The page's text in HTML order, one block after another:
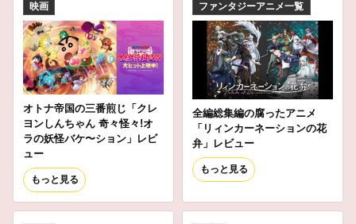
映画
オトナ帝国の三番煎じ「クレ
ヨンしんちゃん 奇々怪々!オ
ラの妖怪バケ〜ション」レビ
ュー
もっと見る
ファンタジーアニメ一覧
全編総集編の腐ったアニメ
「リィンカーネーションの花
弁」レビュー
もっと見る